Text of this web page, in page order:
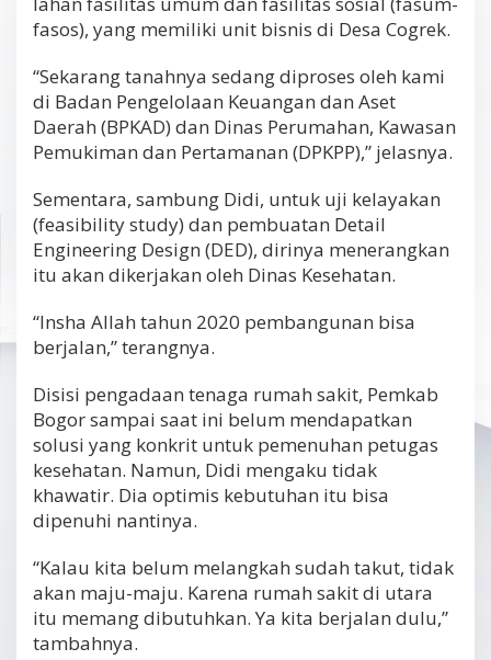
fasos), yang memiliki unit bisnis di Desa Cogrek.
“Sekarang tanahnya sedang diproses oleh kami
di Badan Pengelolaan Keuangan dan Aset
Daerah (BPKAD) dan Dinas Perumahan, Kawasan
Pemukiman dan Pertamanan (DPKPP),” jelasnya.
Sementara, sambung Didi, untuk uji kelayakan
(feasibility study) dan pembuatan Detail
Engineering Design (DED), dirinya menerangkan
itu akan dikerjakan oleh Dinas Kesehatan.
“Insha Allah tahun 2020 pembangunan bisa
berjalan,” terangnya.
Disisi pengadaan tenaga rumah sakit, Pemkab
Bogor sampai saat ini belum mendapatkan
solusi yang konkrit untuk pemenuhan petugas
kesehatan. Namun, Didi mengaku tidak
khawatir. Dia optimis kebutuhan itu bisa
dipenuhi nantinya.
“Kalau kita belum melangkah sudah takut, tidak
akan maju-maju. Karena rumah sakit di utara
itu memang dibutuhkan. Ya kita berjalan dulu,”
tambahnya.